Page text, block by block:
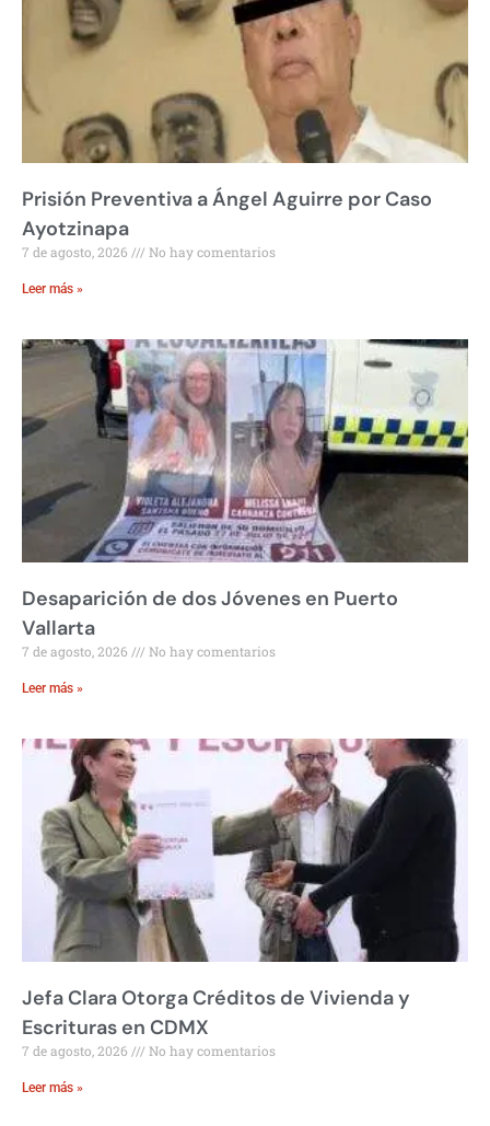
Prisión Preventiva a Ángel Aguirre por Caso
Ayotzinapa
7 de agosto, 2026 No hay comentarios
Leer más »
Desaparición de dos Jóvenes en Puerto
Vallarta
7 de agosto, 2026 No hay comentarios
Leer más »
Jefa Clara Otorga Créditos de Vivienda y
Escrituras en CDMX
7 de agosto, 2026 No hay comentarios
Leer más »